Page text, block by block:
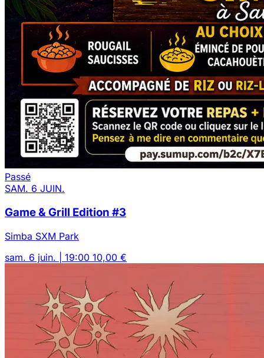
Passé
SAM. 6 JUIN.
Game & Grill Edition #3
Simba SXM Park
sam. 6 juin. | 19:00 10,00 €